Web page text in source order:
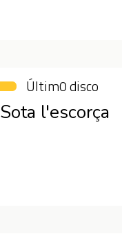
Últim0 disco
Sota l'escorça